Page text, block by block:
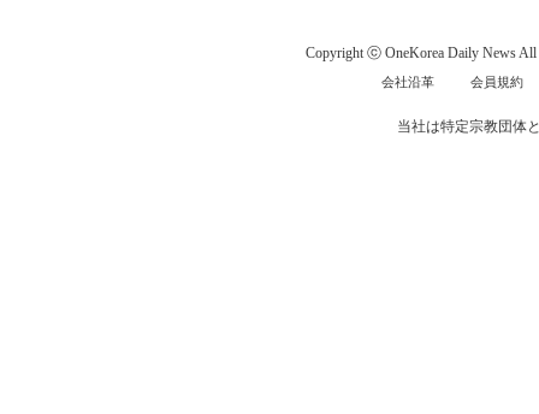
Copyright ⓒ OneKorea Daily News All
会社沿革 会員規約
当社は特定宗教団体